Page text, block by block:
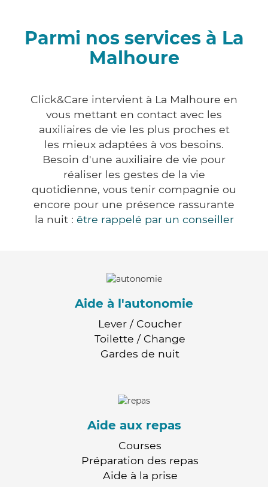
Parmi nos services à La
Malhoure
Click&Care intervient à La Malhoure en
vous mettant en contact avec les
auxiliaires de vie les plus proches et
les mieux adaptées à vos besoins.
Besoin d'une auxiliaire de vie pour
réaliser les gestes de la vie
quotidienne, vous tenir compagnie ou
encore pour une présence rassurante
la nuit : être rappelé par un conseiller
Aide à l'autonomie
Lever / Coucher
Toilette / Change
Gardes de nuit
Aide aux repas
Courses
Préparation des repas
Aide à la prise